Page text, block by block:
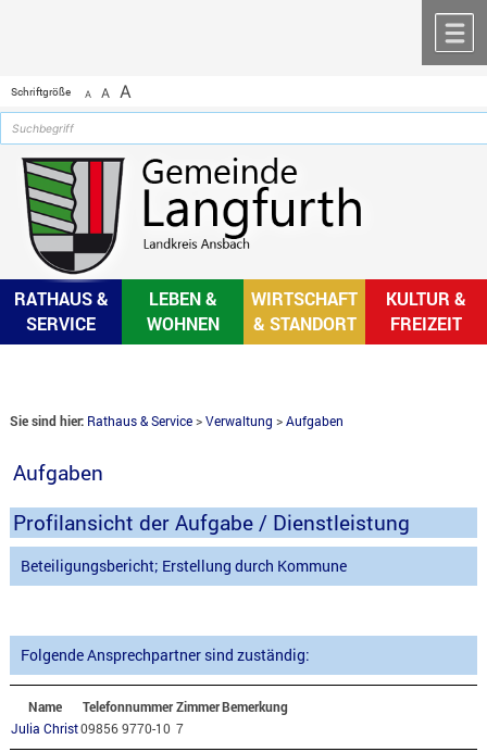
Schriftgröße A A A
RATHAUS &
SERVICE
LEBEN &
WOHNEN
WIRTSCHAFT
& STANDORT
KULTUR &
FREIZEIT
Sie sind hier: Rathaus & Service>Verwaltung >Aufgaben
Aufgaben
Profilansicht der Aufgabe / Dienstleistung
Beteiligungsbericht; Erstellung durch Kommune
Folgende Ansprechpartner sind zuständig:
Name Telefonnummer ZimmerBemerkung
Julia Christ09856 9770-10 7